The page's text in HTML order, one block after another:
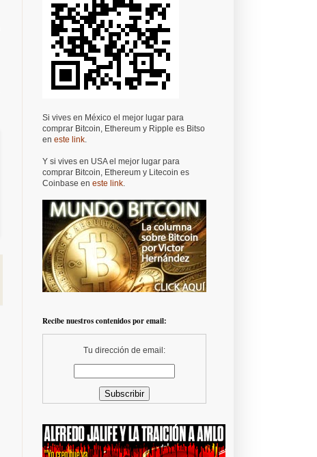
Si vives en México el mejor lugar para
comprar Bitcoin, Ethereum y Ripple es Bitso
en este link.
Y si vives en USA el mejor lugar para
comprar Bitcoin, Ethereum y Litecoin es
Coinbase en este link.
Recibe nuestros contenidos por email:
Tu dirección de email: